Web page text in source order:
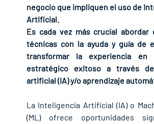
negocio que impliquen el uso de
Artificial.
Es cada vez más crucial abordar
técnicas con la ayuda y guía de
transformar la experiencia en
estratégico exitoso a través
artificial (IA) y/o aprendizaje
La Inteligencia Artificial (IA) o
(ML) ofrece oportunidades